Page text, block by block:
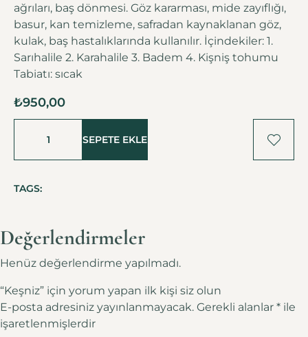
ağrıları, baş dönmesi. Göz kararması, mide zayıflığı,
basur, kan temizleme, safradan kaynaklanan göz,
kulak, baş hastalıklarında kullanılır. İçindekiler: 1.
Sarıhalile 2. Karahalile 3. Badem 4. Kişniş tohumu
Tabiatı: sıcak
₺950,00
SEPETE EKLE
TAGS:
Değerlendirmeler
Henüz değerlendirme yapılmadı.
“Keşniz” için yorum yapan ilk kişi siz olun
E-posta adresiniz yayınlanmayacak. Gerekli alanlar * ile
işaretlenmişlerdir